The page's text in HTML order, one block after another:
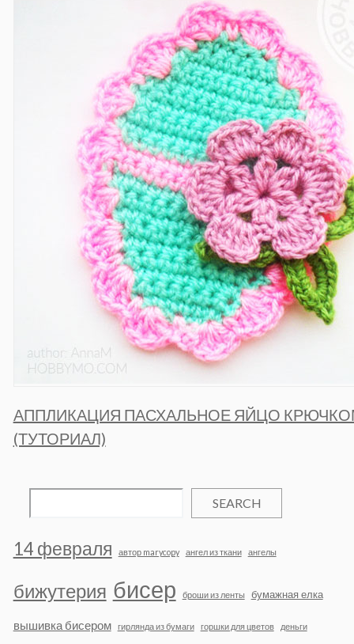
АППЛИКАЦИЯ ПАСХАЛЬНОЕ ЯЙЦО
(ТУТОРИАЛ)
SEARCH
14 февраля автор marycopy ангел из ткани ангелы
бижутерия бисер броши из ленты бумажная елка
вышивка бисером гирлянда из бумаги горшки для цветов деньги